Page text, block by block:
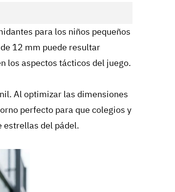
para los niños pequeños
12 mm puede resultar
los aspectos tácticos del juego.
Al optimizar las dimensiones
perfecto para que colegios y
estrellas del pádel.